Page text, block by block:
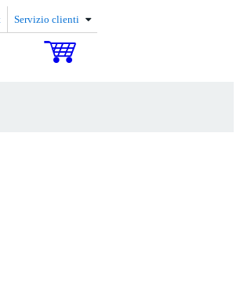
Servizio clienti